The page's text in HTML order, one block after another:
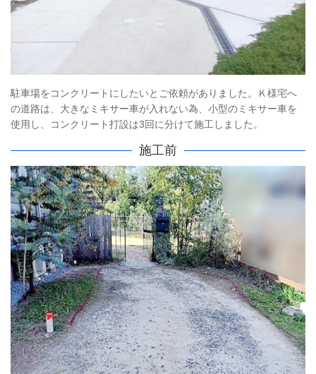
駐車場をコンクリートにしたいとご依頼がありました。Ｋ様宅へ
の道路は、大きなミキサー車が入れない為、小型のミキサー車を
使用し、コンクリート打設は3回に分けて施工しました。
施工前